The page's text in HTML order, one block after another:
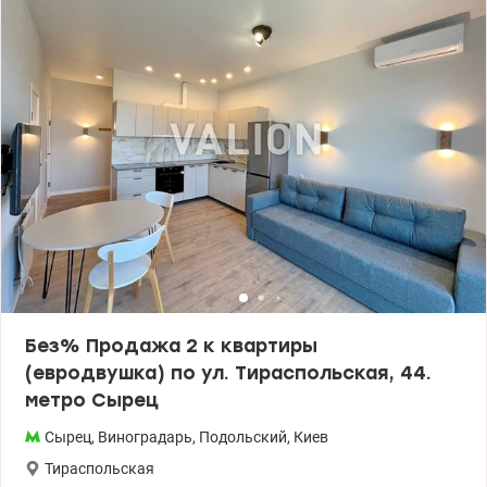
моб. 063 734 98 34 Дмитрий Valion.ua/1144148
Без% Продажа 2 к квартиры
(евродвушка) по ул. Тираспольская, 44.
метро Сырец
Сырец, Виноградарь, Подольский, Киев
Тираспольская